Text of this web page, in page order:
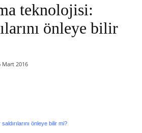
teknolojisi:
önleye bilir
Mart 2016
önleye bilir mi?